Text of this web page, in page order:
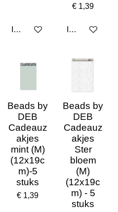
In winkelwagen
€ 1,39
In winkelwagen
Beads by
DEB
Cadeauz
akjes
mint (M)
(12x19c
m)-5
stuks
€ 1,39
Beads by
DEB
Cadeauz
akjes
Ster
bloem
(M)
(12x19c
m) - 5
stuks